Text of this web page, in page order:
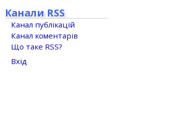
Канали RSS
Канал публікацій
Канал коментарів
Що таке RSS?
Вхід